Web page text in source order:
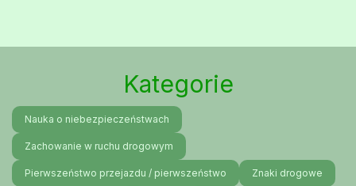
Kategorie
Nauka o niebezpieczeństwach
Zachowanie w ruchu drogowym
Pierwszeństwo przejazdu / pierwszeństwo Znaki drogowe